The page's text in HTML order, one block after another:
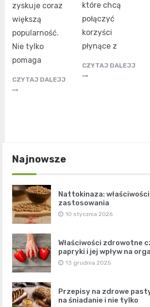
zyskuje coraz
większą
popularność.
Nie tylko
pomaga
CZYTAJ DALEJJ
które chcą
połączyć
korzyści
płynące z
CZYTAJ DALEJJ
Najnowsze
Nattokinaza:
zastosowania
10 stycznia 2026
Właściwości zdrowotne
papryki i jej wpływ na
13 grudnia 2025
Przepisy na zdrowe
na śniadanie i nie tylko